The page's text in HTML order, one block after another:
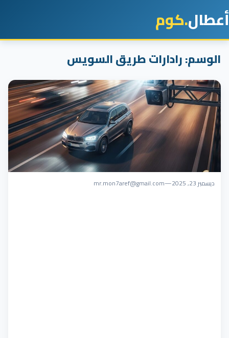
أعطال.كوم
الوسم:رادارات طريق السويس
ديسمبر 23, 2025 —
mr.mon7aref@gmail.com